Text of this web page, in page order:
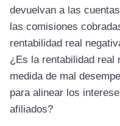
devuelvan a las
las comisiones
rentabilidad real
¿Es la rentabilidad real
medida de mal
para alinear los
afiliados?